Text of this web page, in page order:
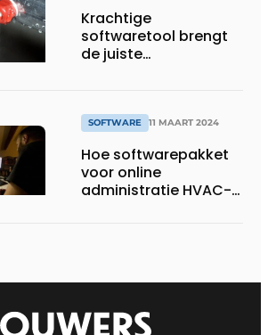
Krachtige
softwaretool brengt
de juiste
SOFTWARE 11 MAART 2024
Hoe softwarepakket
voor online
administratie HVAC-